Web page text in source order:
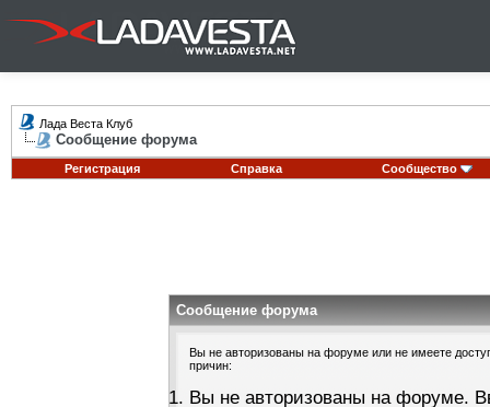
Лада Веста Клуб
Сообщение форума
Регистрация Справка Сообщество
Сообщение форума
Вы не авторизованы на форуме или не имеете
причин:
Вы не авторизованы на форуме.